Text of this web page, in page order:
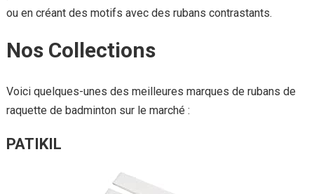
ou en créant des motifs avec des rubans contrastants.
Nos Collections
Voici quelques-unes des meilleures marques de rubans de
raquette de badminton sur le marché :
PATIKIL